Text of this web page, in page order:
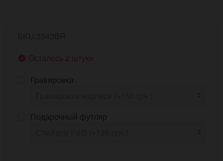
Осталось 2 штуки
Гравировка
Подарочный футляр